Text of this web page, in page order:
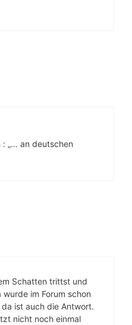
: „… an deutschen
Schatten trittst und
im Forum schon
ist auch die Antwort.
nicht noch einmal